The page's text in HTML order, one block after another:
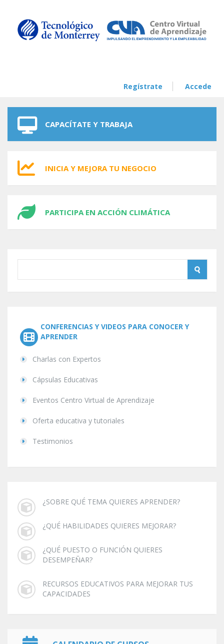
Regístrate Accede
CAPACÍTATE Y TRABAJA
INICIA Y MEJORA TU NEGOCIO
PARTICIPA EN ACCIÓN CLIMÁTICA
CONFERENCIAS Y VIDEOS PARA CONOCER Y
APRENDER
Charlas con Expertos
Cápsulas Educativas
Eventos Centro Virtual de Aprendizaje
Oferta educativa y tutoriales
Testimonios
¿SOBRE QUÉ TEMA QUIERES APRENDER?
¿QUÉ HABILIDADES QUIERES MEJORAR?
¿QUÉ PUESTO O FUNCIÓN QUIERES
DESEMPEÑAR?
RECURSOS EDUCATIVOS PARA MEJORAR TUS
CAPACIDADES